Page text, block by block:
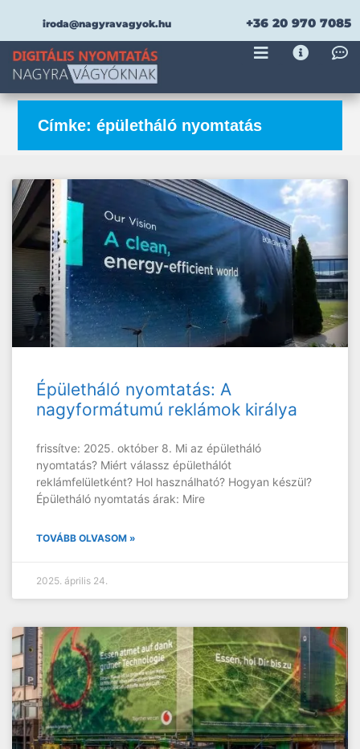
iroda@nagyravagyok.hu +36 20 970 7085
Címke: épületháló nyomtatás
Épületháló nyomtatás: A
nagyformátumú reklámok királya
frissítve: 2025. október 8. Mi az épületháló
nyomtatás? Miért válassz épülethálót
reklámfelületként? Hol használható? Hogyan készül?
Épületháló nyomtatás árak: Mire
TOVÁBB OLVASOM »
2025. április 24.